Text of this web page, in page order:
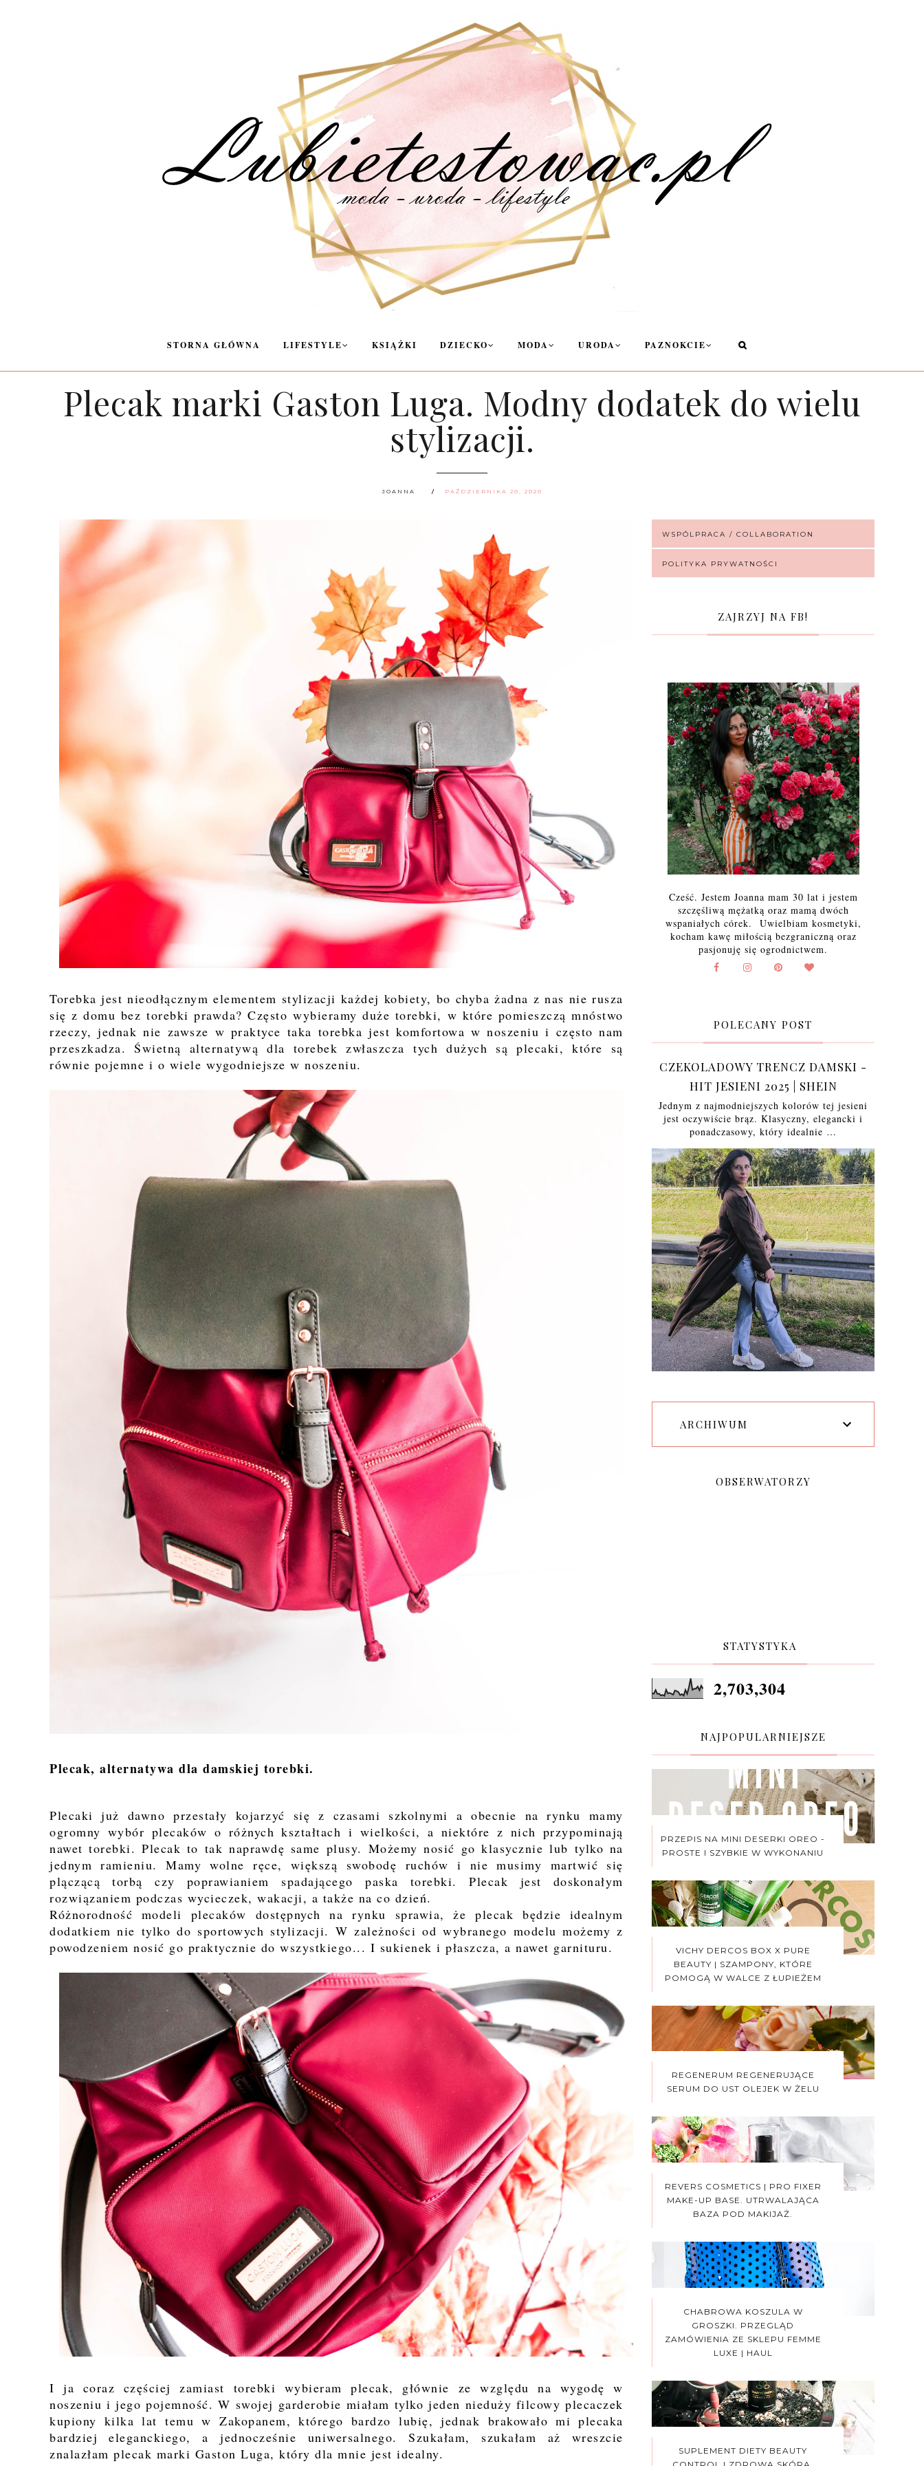
STORNA GŁÓWNA LIFESTYLE KSIĄŻKI DZIECKO MODA URODA PAZNOKCIE
Plecak marki Gaston Luga. Modny dodatek do wielu
stylizacji.
JOANNA PAŹDZIERNIKA 20, 2020
Torebka jest nieodłącznym elementem stylizacji każdej kobiety, bo chyba żadna z nas nie rusza
się z domu bez torebki prawda? Często wybieramy duże torebki, w które pomieszczą mnóstwo
rzeczy, jednak nie zawsze w praktyce taka torebka jest komfortowa w noszeniu i często nam
przeszkadza. Świetną alternatywą dla torebek zwłaszcza tych dużych są plecaki, które są
równie pojemne i o wiele wygodniejsze w noszeniu.
Plecak, alternatywa dla damskiej torebki.
Plecaki już dawno przestały kojarzyć się z czasami szkolnymi a obecnie na rynku mamy
ogromny wybór plecaków o różnych kształtach i wielkości, a niektóre z nich przypominają
nawet torebki. Plecak to tak naprawdę same plusy. Możemy nosić go klasycznie lub tylko na
jednym ramieniu. Mamy wolne ręce, większą swobodę ruchów i nie musimy martwić się
plączącą torbą czy poprawianiem spadającego paska torebki. Plecak jest doskonałym
rozwiązaniem podczas wycieczek, wakacji, a także na co dzień.
Różnorodność modeli plecaków dostępnych na rynku sprawia, że plecak będzie idealnym
dodatkiem nie tylko do sportowych stylizacji. W zależności od wybranego modelu możemy z
powodzeniem nosić go praktycznie do wszystkiego... I sukienek i płaszcza, a nawet garnituru.
I ja coraz częściej zamiast torebki wybieram plecak, głównie ze względu na wygodę w
noszeniu i jego pojemność. W swojej garderobie miałam tylko jeden nieduży filcowy plecaczek
kupiony kilka lat temu w Zakopanem, którego bardzo lubię, jednak brakowało mi plecaka
bardziej eleganckiego, a jednocześnie uniwersalnego. Szukałam, szukałam aż wreszcie
znalazłam plecak marki Gaston Luga, który dla mnie jest idealny.
WSPÓLPRACA / COLLABORATION
POLITYKA PRYWATNOŚCI
ZAJRZYJ NA FB!
Cześć. Jestem Joanna mam 30 lat i jestem
szczęśliwą mężatką oraz mamą dwóch
wspaniałych córek. Uwielbiam kosmetyki,
kocham kawę miłością bezgraniczną oraz
pasjonuję się ogrodnictwem.
POLECANY POST
CZEKOLADOWY TRENCZ DAMSKI -
HIT JESIENI 2025 | SHEIN
Jednym z najmodniejszych kolorów tej jesieni
jest oczywiście brąz. Klasyczny, elegancki i
ponadczasowy, który idealnie …
ARCHIWUM
OBSERWATORZY
STATYSTYKA
2,703,304
NAJPOPULARNIEJSZE
PRZEPIS NA MINI DESERKI OREO -
PROSTE I SZYBKIE W WYKONANIU
VICHY DERCOS BOX X PURE
BEAUTY | SZAMPONY, KTÓRE
POMOGĄ W WALCE Z ŁUPIEŻEM
REGENERUM REGENERUJĄCE
SERUM DO UST OLEJEK W ŻELU
REVERS COSMETICS | PRO FIXER
MAKE-UP BASE. UTRWALAJĄCA
BAZA POD MAKIJAŻ.
CHABROWA KOSZULA W
GROSZKI. PRZEGLĄD
ZAMÓWIENIA ZE SKLEPU FEMME
LUXE | HAUL
SUPLEMENT DIETY BEAUTY